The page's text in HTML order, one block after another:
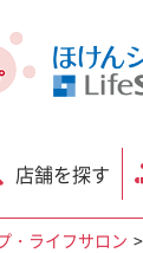
店舗を探す
・ライフサロン